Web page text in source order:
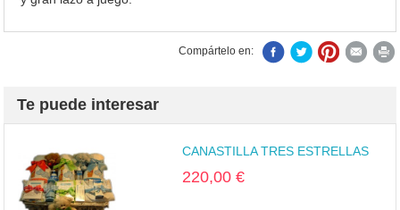
Compártelo en:
Te puede interesar
CANASTILLA TRES ESTRELLAS
220,00 €